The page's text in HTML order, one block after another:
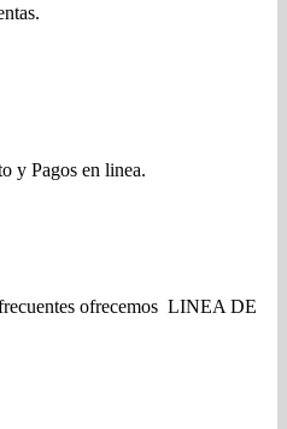
y Pagos en linea.
ofrecemos LINEA DE